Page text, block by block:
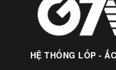
HỆ THỐNG LỐP -